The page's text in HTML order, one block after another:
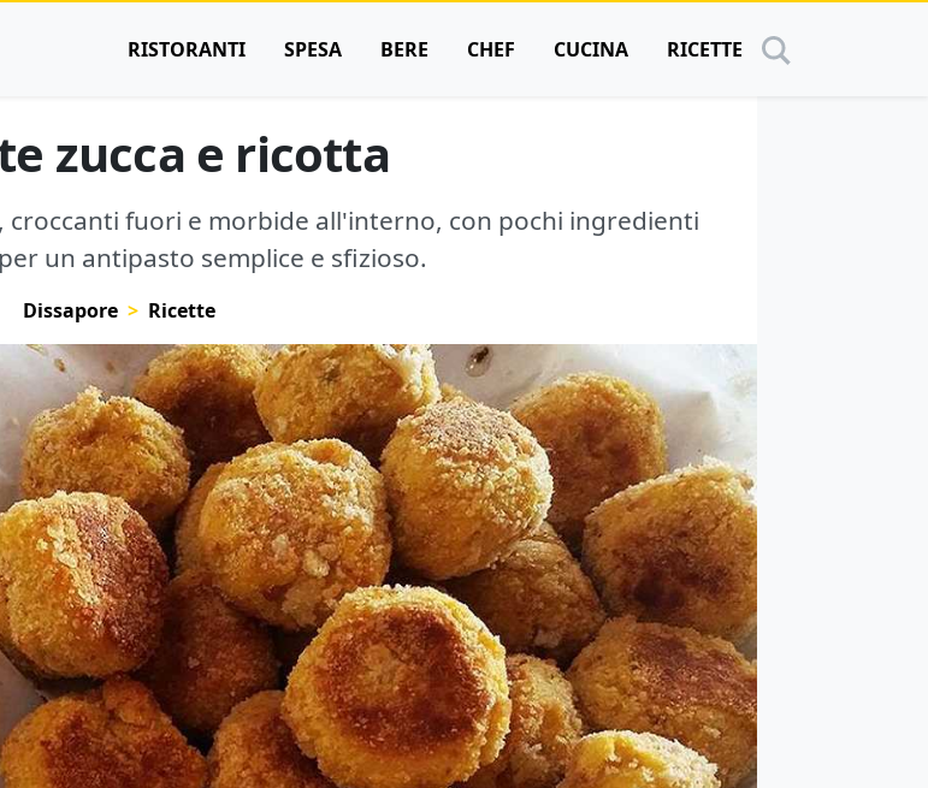
RISTORANTI SPESA BERE CHEF CUCINA RICETTE
zucca e ricotta
croccanti fuori e morbide all'interno, con pochi ingredienti
un antipasto semplice e sfizioso.
Dissapore Ricette